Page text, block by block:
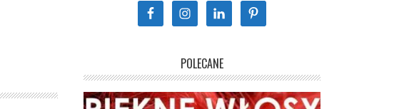
POLECANE